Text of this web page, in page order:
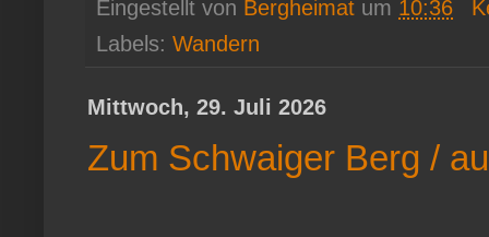
Eingestellt von Bergheimat um 10:36
Labels: Wandern
Mittwoch, 29. Juli 2026
Zum Schwaiger Berg /